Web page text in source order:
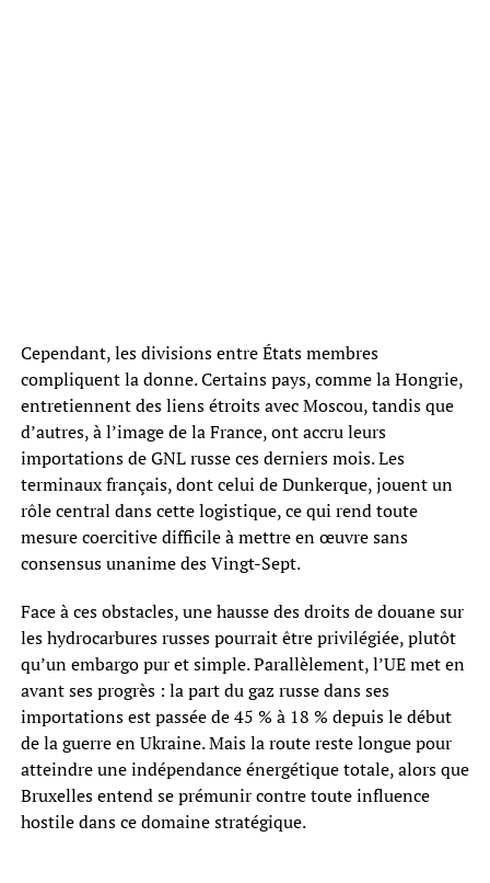
Cependant, les divisions entre États membres
compliquent la donne. Certains pays, comme la Hongrie,
entretiennent des liens étroits avec Moscou, tandis que
d’autres, à l’image de la France, ont accru leurs
importations de GNL russe ces derniers mois. Les
terminaux français, dont celui de Dunkerque, jouent un
rôle central dans cette logistique, ce qui rend toute
mesure coercitive difficile à mettre en œuvre sans
consensus unanime des Vingt-Sept.
Face à ces obstacles, une hausse des droits de douane sur
les hydrocarbures russes pourrait être privilégiée, plutôt
qu’un embargo pur et simple. Parallèlement, l’UE met en
avant ses progrès : la part du gaz russe dans ses
importations est passée de 45 % à 18 % depuis le début
de la guerre en Ukraine. Mais la route reste longue pour
atteindre une indépendance énergétique totale, alors que
Bruxelles entend se prémunir contre toute influence
hostile dans ce domaine stratégique.